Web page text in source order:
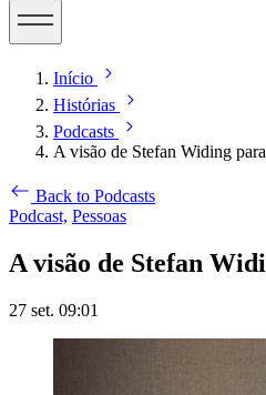
Início
Histórias
Podcasts
A visão de Stefan Widing
Back to Podcasts
Podcast, Pessoas
A visão de Stefan
27 set. 09:01